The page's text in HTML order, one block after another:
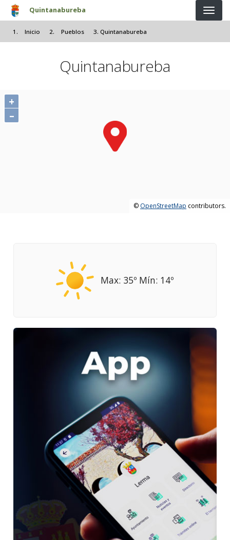
Pasar al contenido principal
Quintanabureba
Inicio Pueblos Quintanabureba
Quintanabureba
+
–
© OpenStreetMap contributors.
Max: 35º Mín: 14º